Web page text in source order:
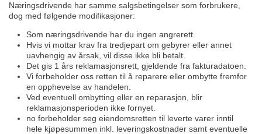
Næringsdrivende har samme salgsbetingelser som forbrukere,
dog med følgende modifikasjoner:
Som næringsdrivende har du ingen angrerett.
Hvis vi mottar krav fra tredjepart om gebyrer eller annet
uavhengig av årsak, vil disse ikke bli betalt.
Det gis 1 års reklamasjonsrett, gjeldende fra fakturadatoen.
Vi forbeholder oss retten til å reparere eller ombytte fremfor
en opphevelse av handelen.
Ved eventuell ombytting eller en reparasjon, blir
reklamasjonsperioden ikke fornyet.
no forbeholder seg eiendomsretten til leverte varer inntil
hele kjøpesummen inkl. leveringskostnader samt eventuelle